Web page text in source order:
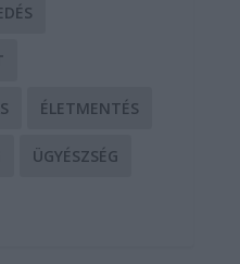
ÉLETMENTÉS
ÜGYÉSZSÉG